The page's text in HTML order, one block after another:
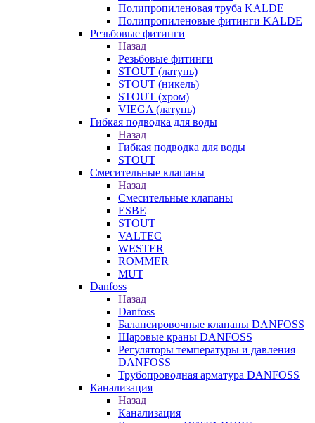
Полипропиленовая труба KALDE
Полипропиленовые фитинги KALDE
Резьбовые фитинги
Назад
Резьбовые фитинги
STOUT (латунь)
STOUT (никель)
STOUT (хром)
VIEGA (латунь)
Гибкая подводка для воды
Назад
Гибкая подводка для воды
STOUT
Смесительные клапаны
Назад
Смесительные клапаны
ESBE
STOUT
VALTEC
WESTER
ROMMER
MUT
Danfoss
Назад
Danfoss
Балансировочные клапаны DANFOSS
Шаровые краны DANFOSS
Регуляторы температуры и давления
DANFOSS
Трубопроводная арматура DANFOSS
Канализация
Назад
Канализация